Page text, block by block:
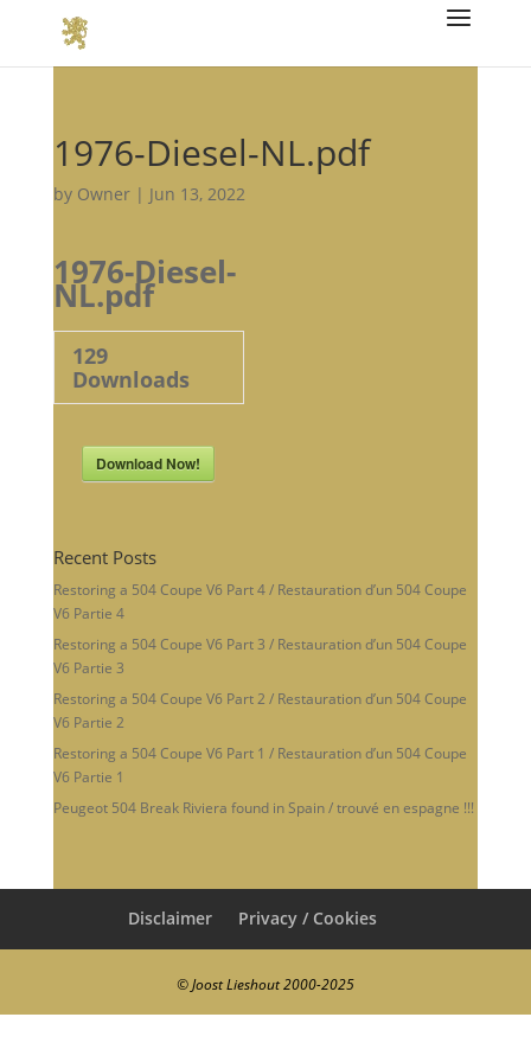
1976-Diesel-NL.pdf
by Owner| Jun 13, 2022
1976-Diesel-
NL.pdf
129
Downloads
Download Now!
Recent Posts
Restoring a 504 Coupe V6 Part 4 / Restauration d’un 504 Coupe
V6 Partie 4
Restoring a 504 Coupe V6 Part 3 / Restauration d’un 504 Coupe
V6 Partie 3
Restoring a 504 Coupe V6 Part 2 / Restauration d’un 504 Coupe
V6 Partie 2
Restoring a 504 Coupe V6 Part 1 / Restauration d’un 504 Coupe
V6 Partie 1
Peugeot 504 Break Riviera found in Spain / trouvé en espagne !!!
Disclaimer Privacy / Cookies
© Joost Lieshout 2000-2025